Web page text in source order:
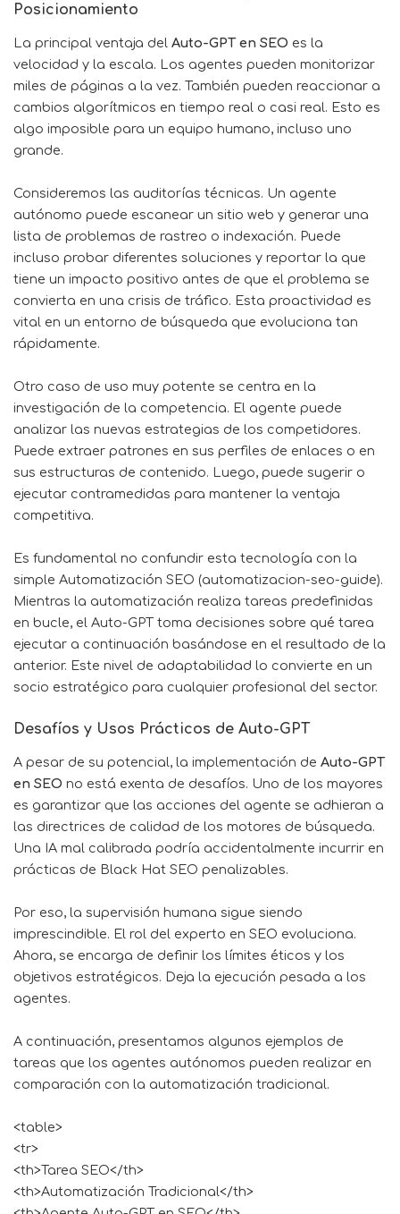
Posicionamiento
La principal ventaja del Auto-GPT en SEO es la
velocidad y la escala. Los agentes pueden monitorizar
miles de páginas a la vez. También pueden reaccionar a
cambios algorítmicos en tiempo real o casi real. Esto es
algo imposible para un equipo humano, incluso uno
grande.
Consideremos las auditorías técnicas. Un agente
autónomo puede escanear un sitio web y generar una
lista de problemas de rastreo o indexación. Puede
incluso probar diferentes soluciones y reportar la que
tiene un impacto positivo antes de que el problema se
convierta en una crisis de tráfico. Esta proactividad es
vital en un entorno de búsqueda que evoluciona tan
rápidamente.
Otro caso de uso muy potente se centra en la
investigación de la competencia. El agente puede
analizar las nuevas estrategias de los competidores.
Puede extraer patrones en sus perfiles de enlaces o en
sus estructuras de contenido. Luego, puede sugerir o
ejecutar contramedidas para mantener la ventaja
competitiva.
Es fundamental no confundir esta tecnología con la
simple Automatización SEO (automatizacion-seo-guide).
Mientras la automatización realiza tareas predefinidas
en bucle, el Auto-GPT toma decisiones sobre qué tarea
ejecutar a continuación basándose en el resultado de la
anterior. Este nivel de adaptabilidad lo convierte en un
socio estratégico para cualquier profesional del sector.
Desafíos y Usos Prácticos de Auto-GPT
A pesar de su potencial, la implementación de Auto-GPT
en SEO no está exenta de desafíos. Uno de los mayores
es garantizar que las acciones del agente se adhieran a
las directrices de calidad de los motores de búsqueda.
Una IA mal calibrada podría accidentalmente incurrir en
prácticas de Black Hat SEO penalizables.
Por eso, la supervisión humana sigue siendo
imprescindible. El rol del experto en SEO evoluciona.
Ahora, se encarga de definir los límites éticos y los
objetivos estratégicos. Deja la ejecución pesada a los
agentes.
A continuación, presentamos algunos ejemplos de
tareas que los agentes autónomos pueden realizar en
comparación con la automatización tradicional.
<table>
<tr>
<th>Tarea SEO</th>
<th>Automatización Tradicional</th>